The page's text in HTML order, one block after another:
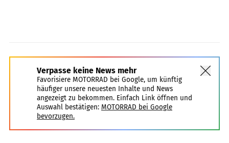
Verpasse keine News mehr
Favorisiere MOTORRAD bei Google, um künftig
häufiger unsere neuesten Inhalte und News
angezeigt zu bekommen. Einfach Link öffnen und
Auswahl bestätigen: MOTORRAD bei Google
bevorzugen.